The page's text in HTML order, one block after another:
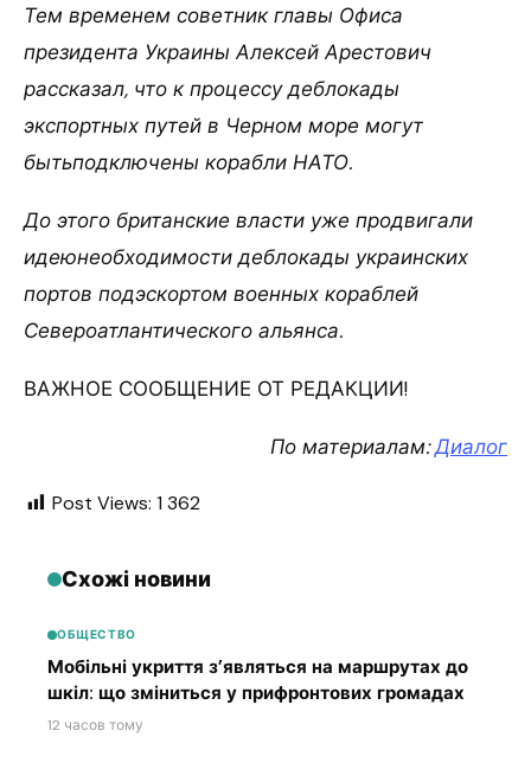
Тем временем советник главы Офиса
президента Украины Алексей Арестович
рассказал, что к процессу деблокады
экспортных путей в Черном море могут
бытьподключены корабли НАТО.
До этого британские власти уже продвигали
идеюнеобходимости деблокады украинских
портов подэскортом военных кораблей
Североатлантического альянса.
ВАЖНОЕ СООБЩЕНИЕ ОТ РЕДАКЦИИ!
По материалам:Диалог
Post Views: 1 362
Схожі новини
ОБЩЕСТВО
Мобільні укриття з’являться на маршрутах до
шкіл: що зміниться у прифронтових громадах
12 часов тому